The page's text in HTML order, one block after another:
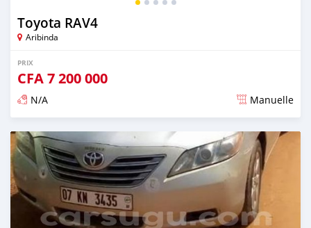
Toyota RAV4
Aribinda
PRIX
CFA7 200 000
N/A Manuelle
Publié il y a presque 6 ans